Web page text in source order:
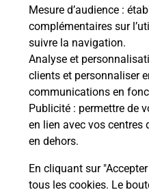
Mesure d’audience :
complémentaires sur
suivre la navigation.
Analyse et
clients et personnaliser
communications en
Publicité : permettre de
en lien avec vos centres
en dehors.
En cliquant sur
tous les cookies. Le
La Poste
en ligne
Ouvert 24h/24
En savoir plus